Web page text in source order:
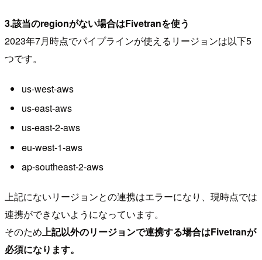
3.該当のregionがない場合はFivetranを使う
2023年7月時点でパイプラインが使えるリージョンは以下5
つです。
us-west-aws
us-east-aws
us-east-2-aws
eu-west-1-aws
ap-southeast-2-aws
上記にないリージョンとの連携はエラーになり、現時点では
連携ができないようになっています。
そのため上記以外のリージョンで連携する場合はFivetranが
必須になります。